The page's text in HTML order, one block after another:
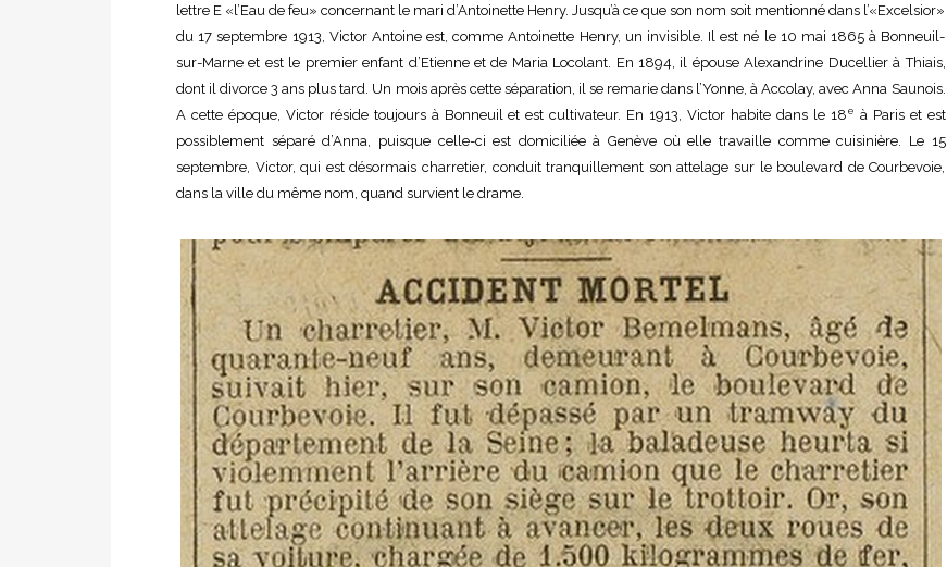
lettre E «l’Eau de feu» concernant le mari d’Antoinette Henry. Jusqu’à ce que son nom soit mentionné dans l’«Excelsior»
du 17 septembre 1913, Victor Antoine est, comme Antoinette Henry, un invisible. Il est né le 10 mai 1865 à Bonneuil-
sur-Marne et est le premier enfant d’Etienne et de Maria Locolant. En 1894, il épouse Alexandrine Ducellier à Thiais,
dont il divorce 3 ans plus tard. Un mois après cette séparation, il se remarie dans l’Yonne, à Accolay, avec Anna Saunois.
A cette époque, Victor réside toujours à Bonneuil et est cultivateur. En 1913, Victor habite dans le 18e à Paris et est
possiblement séparé d’Anna, puisque celle-ci est domiciliée à Genève où elle travaille comme cuisinière. Le 15
septembre, Victor, qui est désormais charretier, conduit tranquillement son attelage sur le boulevard de Courbevoie,
dans la ville du même nom, quand survient le drame.